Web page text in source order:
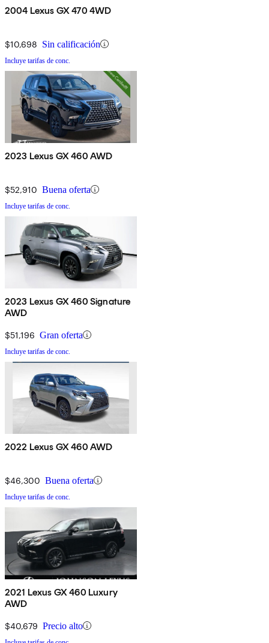
2004 Lexus GX 470 4WD
$10,698 Sin calificación
Incluye tarifas de conc.
2023 Lexus GX 460 AWD
$52,910 Buena oferta
Incluye tarifas de conc.
2023 Lexus GX 460 Signature
AWD
$51,196 Gran oferta
Incluye tarifas de conc.
2022 Lexus GX 460 AWD
$46,300 Buena oferta
Incluye tarifas de conc.
2021 Lexus GX 460 Luxury
AWD
$40,679 Precio alto